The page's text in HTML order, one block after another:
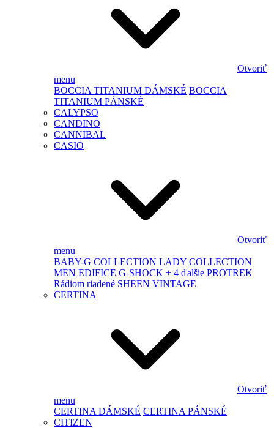
Otvoriť
menu
BOCCIA TITANIUM DÁMSKÉ BOCCIA
TITANIUM PÁNSKÉ
CALYPSO
CANDINO
CANNIBAL
CASIO
Otvoriť
menu
BABY-G COLLECTION LADY COLLECTION
MEN EDIFICE G-SHOCK + 4 ďalšie PROTREK
Rádiom riadené SHEEN VINTAGE
CERTINA
Otvoriť
menu
CERTINA DÁMSKÉ CERTINA PÁNSKÉ
CITIZEN